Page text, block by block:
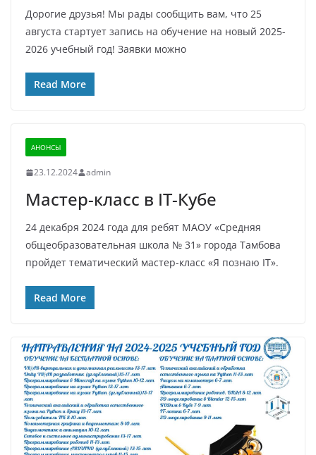
Дорогие друзья! Мы рады сообщить вам, что 25
августа стартует запись на обучение на новый 2025-
2026 учебный год! Заявки можно
Read More
АНОНСЫ
23.12.2024 admin
Мастер-класс в IT-Кубе
24 декабря 2024 года для ребят МАОУ «Средняя
общеобразовательная школа № 31» города Тамбова
пройдет тематический мастер-класс «Я познаю IT».
Read More